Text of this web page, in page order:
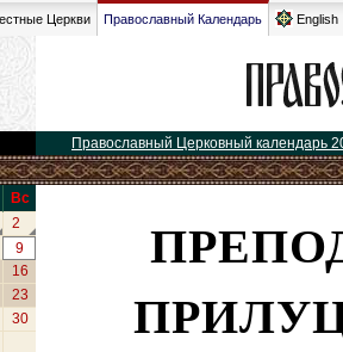
Церкви Православный Календарь English
Православный Церковный календарь
Вс
2
9
16
23
30